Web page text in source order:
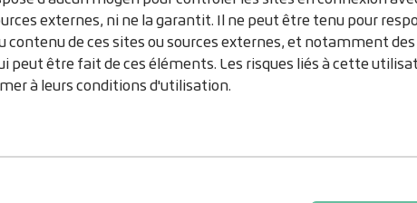
externes, ni ne la garantit. Il ne peut être tenu pour
de ces sites ou sources externes, et notamment
peut être fait de ces éléments. Les risques liés à cette
à leurs conditions d'utilisation.